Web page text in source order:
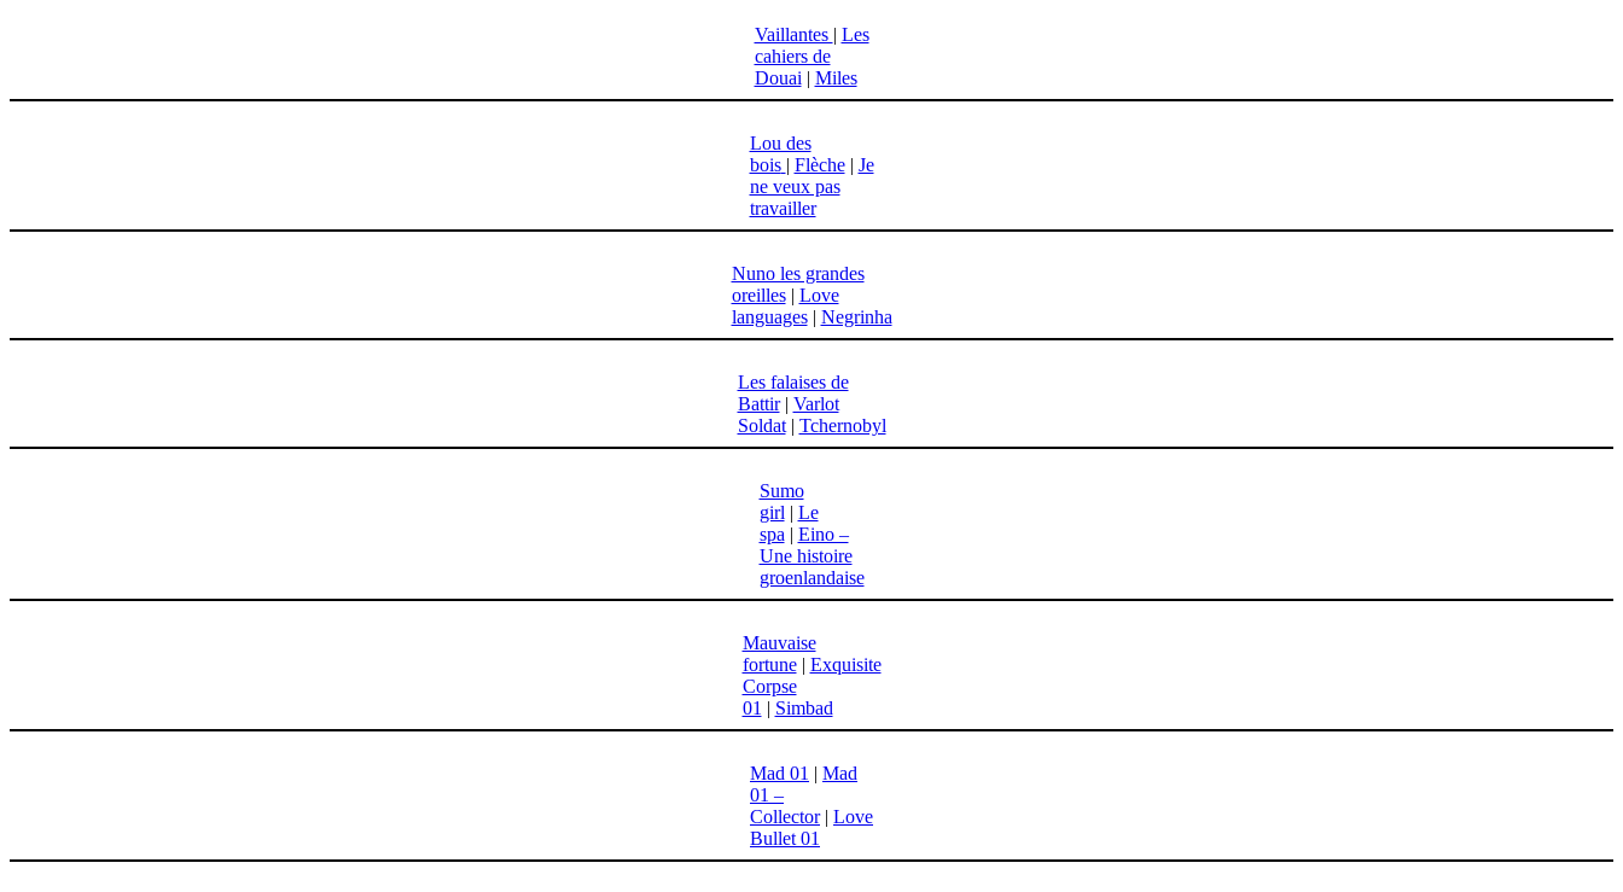
Vaillantes | Les
cahiers de
Douai | Miles
Lou des
bois | Flèche| Je
ne veux pas
travailler
Nuno les grandes
oreilles| Love
languages| Negrinha
Les falaises de
Battir| Varlot
Soldat| Tchernobyl
Sumo
girl | Le
spa | Eino –
Une histoire
groenlandaise
Mauvaise
fortune| Exquisite
Corpse
01 | Simbad
Mad 01 | Mad
01 –
Collector| Love
Bullet 01